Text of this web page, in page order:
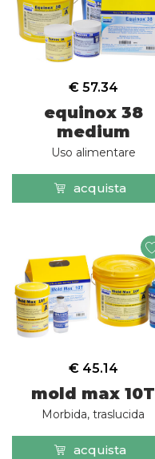
equinox 38
medium
Uso alimentare
€ 57.34
acquista
mold max 10T
Morbida, traslucida
€ 45.14
acquista